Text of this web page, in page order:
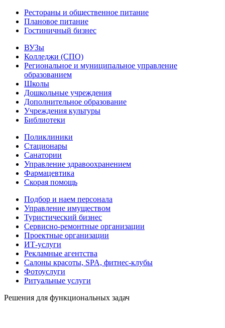
Рестораны и общественное питание
Плановое питание
Гостиничный бизнес
ВУЗы
Колледжи (СПО)
Региональное и муниципальное управление
образованием
Школы
Дошкольные учреждения
Дополнительное образование
Учреждения культуры
Библиотеки
Поликлиники
Стационары
Санатории
Управление здравоохранением
Фармацевтика
Скорая помощь
Подбор и наем персонала
Управление имуществом
Туристический бизнес
Сервисно-ремонтные организации
Проектные организации
ИТ-услуги
Рекламные агентства
Салоны красоты, SPA, фитнес-клубы
Фотоуслуги
Ритуальные услуги
Решения для функциональных задач